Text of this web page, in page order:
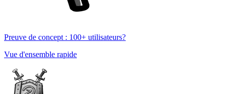
Preuve de concept : 100+ utilisateurs?
Vue d'ensemble rapide